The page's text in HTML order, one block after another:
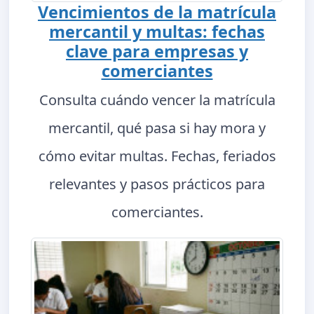
Vencimientos de la matrícula
mercantil y multas: fechas
clave para empresas y
comerciantes
Consulta cuándo vencer la matrícula
mercantil, qué pasa si hay mora y
cómo evitar multas. Fechas, feriados
relevantes y pasos prácticos para
comerciantes.